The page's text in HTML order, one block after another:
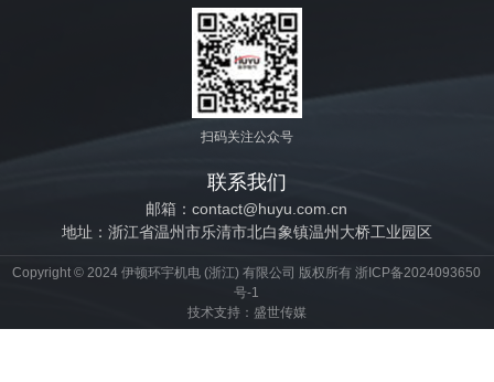
扫码关注公众号
联系我们
邮箱：contact@huyu.com.cn
地址：浙江省温州市乐清市北白象镇温州大桥工业园区
Copyright © 2024 伊顿环宇机电 (浙江) 有限公司 版权所有浙ICP备2024093650
号-1
技术支持： 盛世传媒